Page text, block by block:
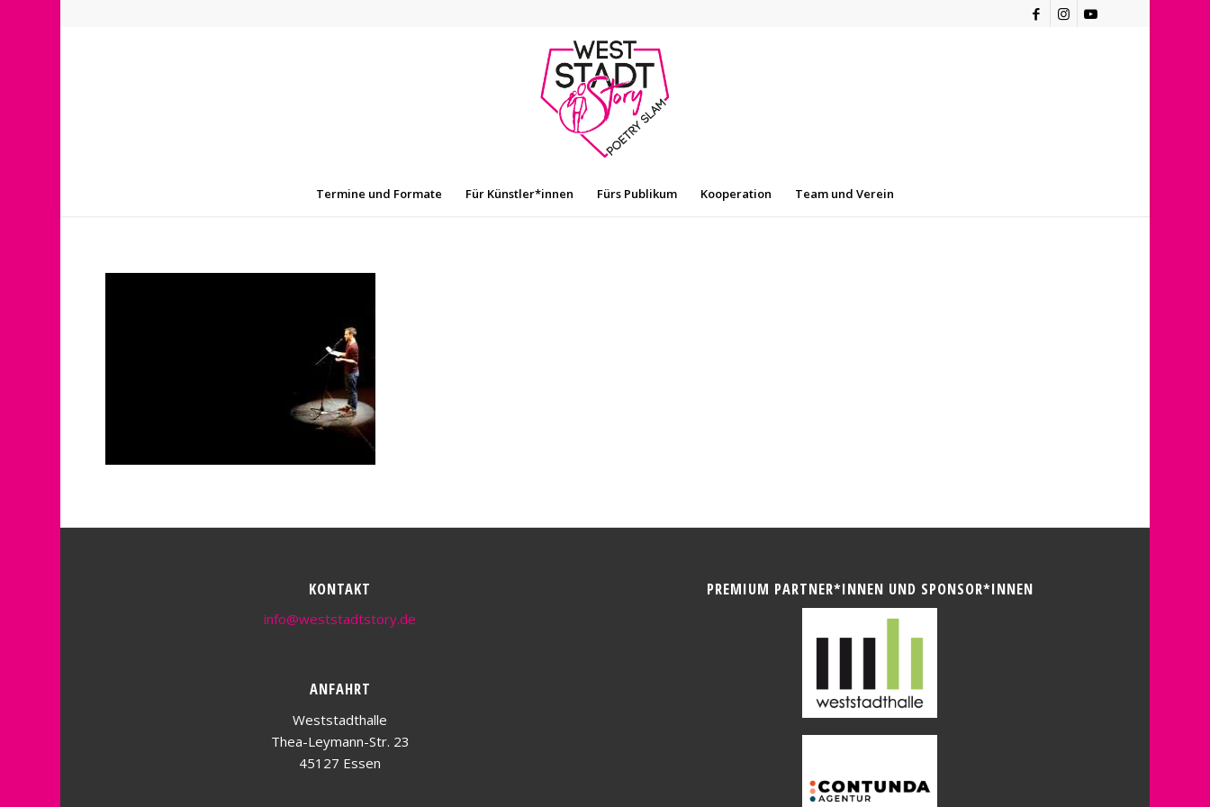
Termine und Formate Für Künstler*innen Fürs Publikum Kooperation Team und Verein
KONTAKT
info@weststadtstory.de
ANFAHRT
Weststadthalle
Thea-Leymann-Str. 23
45127 Essen
PREMIUM PARTNER*INNEN UND SPONSOR*INNEN